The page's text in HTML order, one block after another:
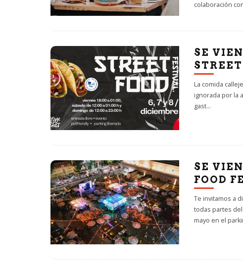
colaboración
SE
La comida
ignorada por la
gast...
SE
FOOD
Te invitamos a
todas partes del
mayo en el